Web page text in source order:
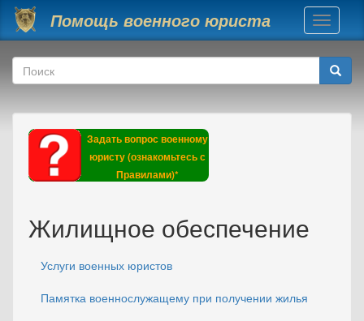
Перейти к основному содержанию
Помощь военного юриста
Toggle
Форма поиска
Поиск
Задать вопрос военному
юристу (ознакомьтесь с
Правилами)*
Жилищное обеспечение
Услуги военных юристов
Памятка военнослужащему при получении жилья